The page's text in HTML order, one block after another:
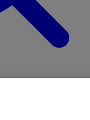
A BOLA SUGEREBarba